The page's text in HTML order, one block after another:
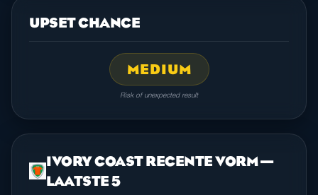
UPSET CHANCE
MEDIUM
Risk of unexpected result
IVORY COAST RECENTE VORM —
LAATSTE 5